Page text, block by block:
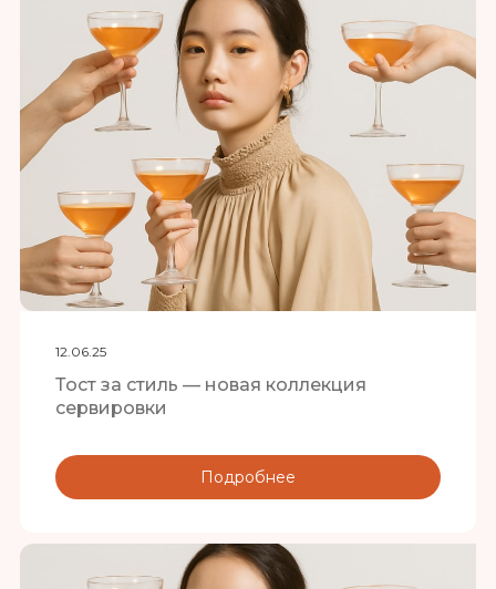
12.06.25
Тост за стиль — новая коллекция
сервировки
Подробнее